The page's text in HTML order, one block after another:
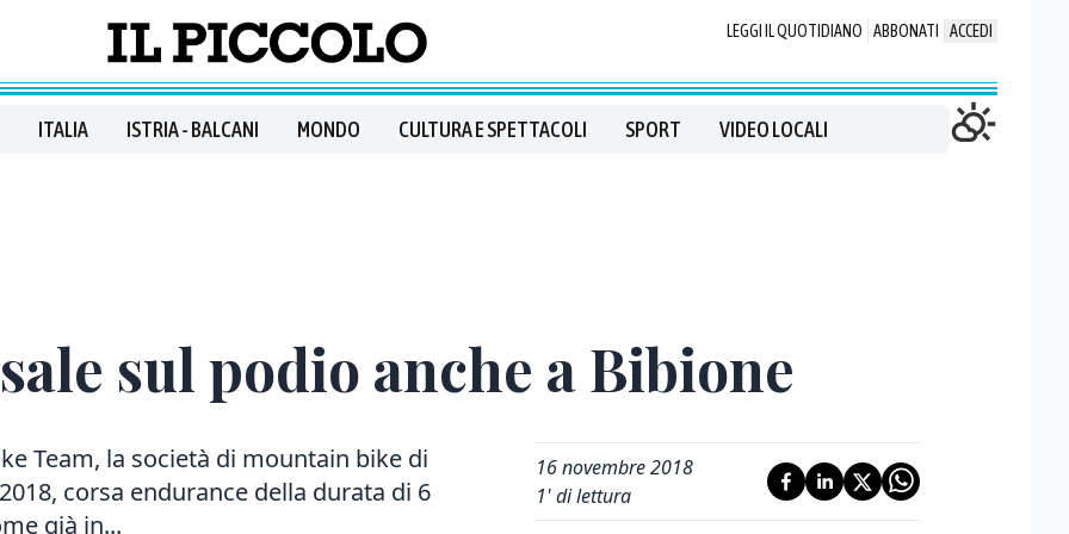
LEGGI IL QUOTIDIANO ABBONATI ACCEDI
ITALIA ISTRIA - BALCANI MONDO CULTURA E SPETTACOLI SPORT VIDEO LOCALI
sul podio anche a Bibione
Team, la società di mountain bike di
corsa endurance della durata di 6
già in...
16 novembre 2018
1' di lettura